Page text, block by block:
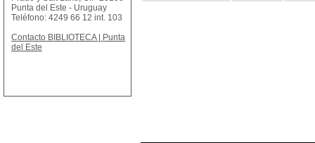
Punta del Este - Uruguay
Teléfono: 4249 66 12 int. 103
Contacto BIBLIOTECA | Punta
del Este